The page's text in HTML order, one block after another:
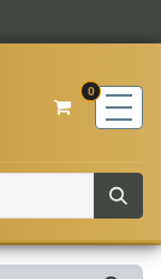
0